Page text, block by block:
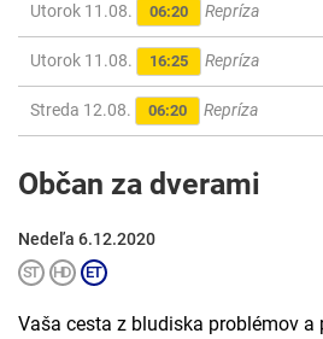
Utorok 11.08. 06:20 Repríza
Utorok 11.08. 16:25 Repríza
Streda 12.08. 06:20 Repríza
Občan za dverami
Nedeľa 6.12.2020
Vaša cesta z bludiska problémov a